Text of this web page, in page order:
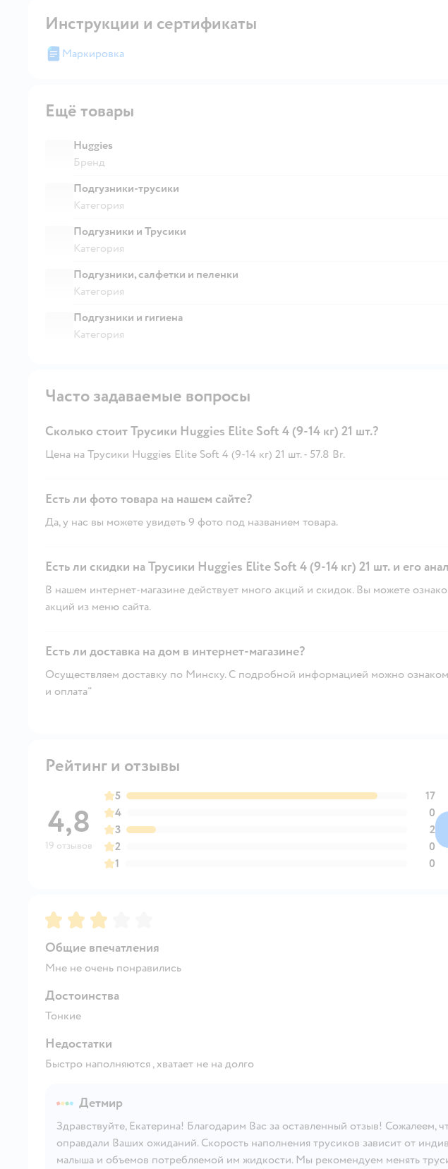
Инструкции и сертификаты
Маркировка
Ещё товары
Huggies
Бренд
Подгузники-трусики
Категория
Подгузники и Трусики
Категория
Подгузники, салфетки и пеленки
Категория
Подгузники и гигиена
Категория
Часто задаваемые вопросы
Сколько стоит Трусики Huggies Elite Soft 4 (9-14 кг) 21 шт.?
Цена на Трусики Huggies Elite Soft 4 (9-14 кг) 21 шт. - 57.8 Br.
Есть ли фото товара на нашем сайте?
Да, у нас вы можете увидеть 9 фото под названием товара.
Есть ли скидки на Трусики Huggies Elite Soft 4 (9-14 кг) 21 шт. и его
В нашем интернет-магазине действует много акций и скидок. Вы можете
акций из меню сайта.
Есть ли доставка на дом в интернет-магазине?
Осуществляем доставку по Минску. С подробной информацией можно
и оплата"
Рейтинг и отзывы
4,8
19 отзывов
5
17
4
0
3
2
2
0
1
0
Рейтинг:3
Общие впечатления
Мне не очень понравились
Достоинства
Тонкие
Недостатки
Быстро наполняются , хватает не на долго
Детмир
Здравствуйте, Екатерина! Благодарим Вас за оставленный отзыв! Сожалеем,
оправдали Ваших ожиданий. Скорость наполнения трусиков зависит от
малыша и объемов потребляемой им жидкости. Мы рекомендуем менять